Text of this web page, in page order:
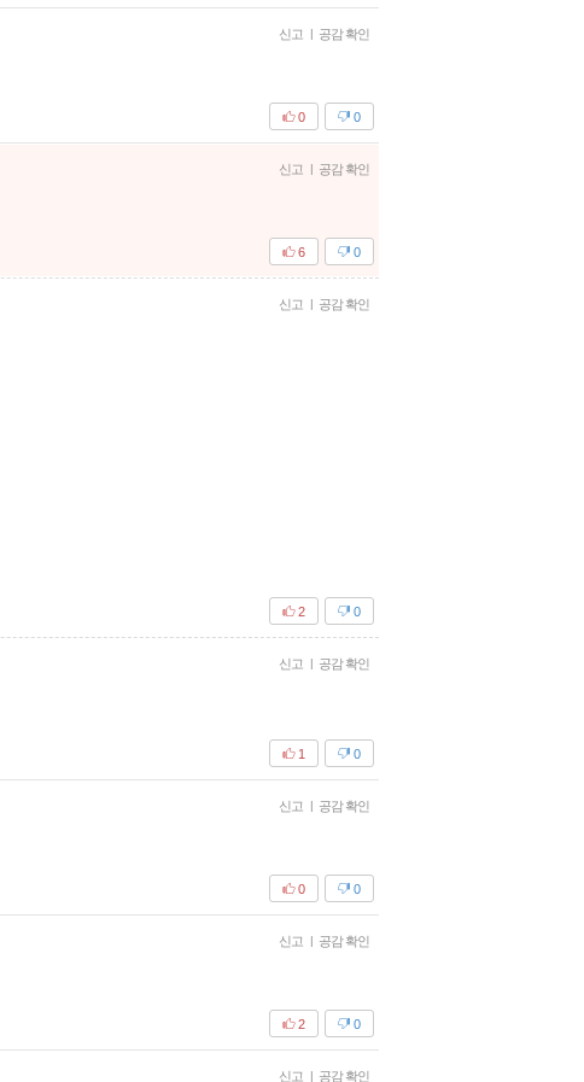
신고 | 공감 확인
0
0
신고 | 공감 확인
0
6
신고 | 공감 확인
0
2
신고 | 공감 확인
0
1
신고 | 공감 확인
0
0
신고 | 공감 확인
0
2
신고 | 공감 확인